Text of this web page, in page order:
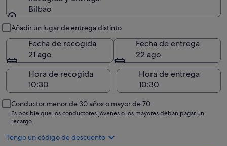
Bilbao
Añadir un lugar de entrega distinto
Fecha de recogida
21 ago
Fecha de entrega
22 ago
Hora de recogida
Hora de entrega
Conductor menor de 30 años o mayor de 70
Es posible que los conductores jóvenes o los mayores deban pagar un
recargo.
Tengo un código de descuento